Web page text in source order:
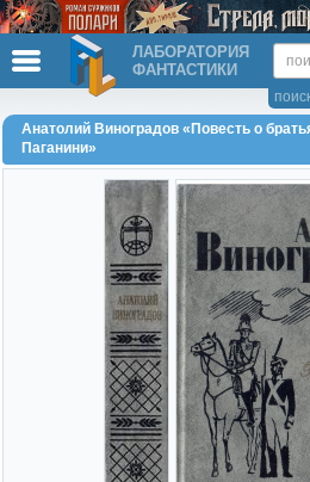
ЛАБОРАТОРИЯ
ФАНТАСТИКИ
Анатолий Виноградов «Повесть о
Паганини»